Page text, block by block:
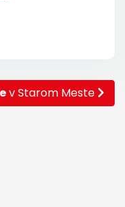
v Starom Meste